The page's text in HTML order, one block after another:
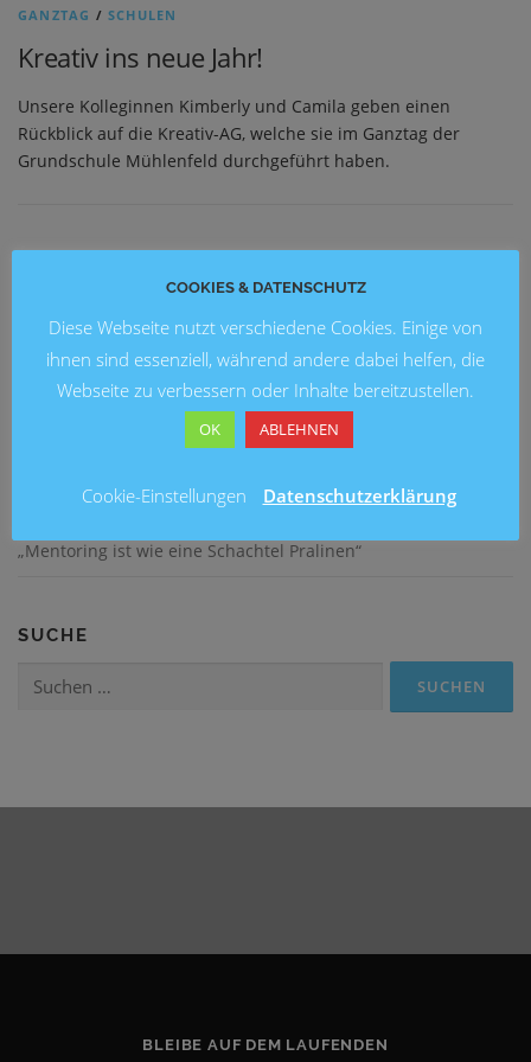
GANZTAG /SCHULEN
Kreativ ins neue Jahr!
Unsere Kolleginnen Kimberly und Camila geben einen
Rückblick auf die Kreativ-AG, welche sie im Ganztag der
Grundschule Mühlenfeld durchgeführt haben.
Blick in die Zukunft: Kunstausstellung 2026 an der
Grundschule Marienwerder
Ein fröhliches Schulfest an der Brüder-Grimm-Schule
Fußballturnier am Entenfang
Lesung mit Ingo Siegner an der Grundschule Mühlenberg
„Mentoring ist wie eine Schachtel Pralinen“
SUCHE
Suchen
BLEIBE AUF DEM LAUFENDEN
COOKIES & DATENSCHUTZ
Diese Webseite nutzt verschiedene Cookies. Einige von
ihnen sind essenziell, während andere dabei helfen, die
Webseite zu verbessern oder Inhalte bereitzustellen.
OK ABLEHNEN
Cookie-Einstellungen Datenschutzerklärung